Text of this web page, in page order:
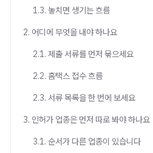
1.3. 놓치면 생기는 흐름
2. 어디에 무엇을 내야 하나요
2.1. 제출 서류를 먼저 묶으세요
2.2. 홈택스 접수 흐름
2.3. 서류 목록을 한 번에 보세요
3. 인허가 업종은 먼저 따로 봐야 하나요
3.1. 순서가 다른 업종이 있습니다